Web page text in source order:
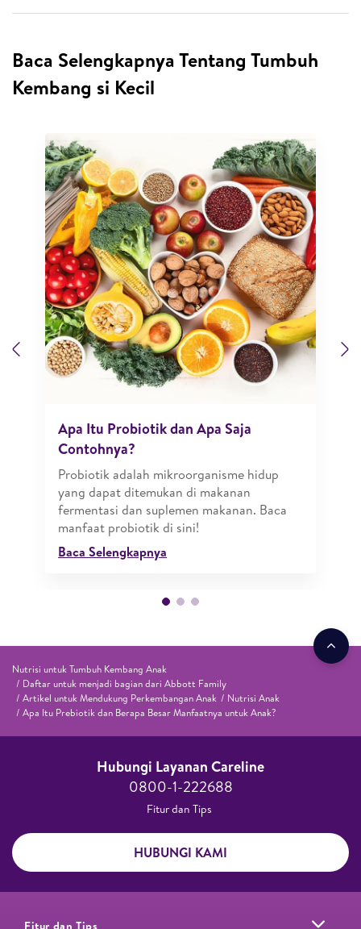
Baca Selengkapnya Tentang Tumbuh
Kembang si Kecil
Previous
Apa Itu Probiotik dan Apa Saja
Contohnya?
Probiotik adalah mikroorganisme hidup
yang dapat ditemukan di makanan
fermentasi dan suplemen makanan. Baca
manfaat probiotik di sini!
Baca Selengkapnya
Nutrisi untuk Tumbuh Kembang Anak
Daftar untuk menjadi bagian dari Abbott Family
Artikel untuk Mendukung Perkembangan Anak
Nutrisi Anak
Apa Itu Prebiotik dan Berapa Besar Manfaatnya untuk Anak?
Hubungi Layanan Careline​
0800-1-222688​
Fitur dan Tips ​
HUBUNGI KAMI